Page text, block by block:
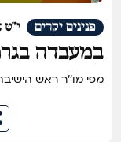
י"ט פנינים יקרים
במעבדה
ליהודים"!
מפי מו''ר ראש הישיבה הרב בניהו שמואלי שליט''א